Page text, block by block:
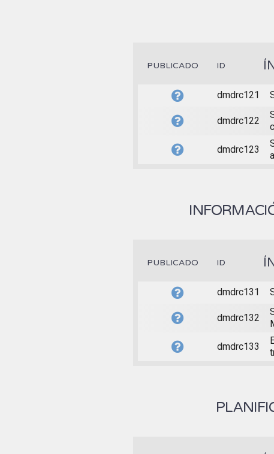
PUBLICADO ID
dmdrc121
dmdrc122
dmdrc123
PUBLICADO ID
dmdrc131
dmdrc132
dmdrc133